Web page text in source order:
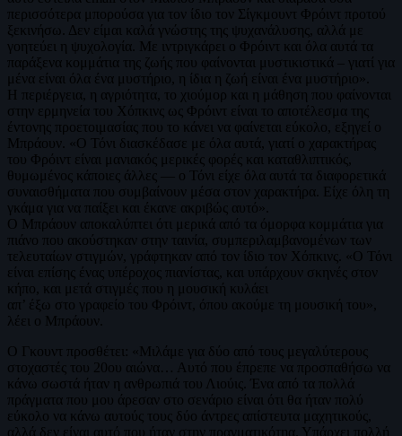
περισσότερα μπορούσα για τον ίδιο τον Σίγκμουντ Φρόιντ προτού
ξεκινήσω. Δεν είμαι καλά γνώστης της ψυχανάλυσης, αλλά με
γοητεύει η ψυχολογία. Με ιντριγκάρει ο Φρόιντ και όλα αυτά τα
παράξενα κομμάτια της ζωής που φαίνονται μυστικιστικά – γιατί για
μένα είναι όλα ένα μυστήριο, η ίδια η ζωή είναι ένα μυστήριο».
Η περιέργεια, η αγριότητα, το χιούμορ και η μάθηση που φαίνονται
στην ερμηνεία του Χόπκινς ως Φρόιντ είναι το αποτέλεσμα της
έντονης προετοιμασίας που το κάνει να φαίνεται εύκολο, εξηγεί ο
Μπράουν. «Ο Τόνι διασκέδασε με όλα αυτά, γιατί ο χαρακτήρας
του Φρόιντ είναι μανιακός μερικές φορές και καταθλιπτικός,
θυμωμένος κάποιες άλλες — ο Τόνι είχε όλα αυτά τα διαφορετικά
συναισθήματα που συμβαίνουν μέσα στον χαρακτήρα. Είχε όλη τη
γκάμα για να παίξει και έκανε ακριβώς αυτό».
Ο Μπράουν αποκαλύπτει ότι μερικά από τα όμορφα κομμάτια για
πιάνο που ακούστηκαν στην ταινία, συμπεριλαμβανομένων των
τελευταίων στιγμών, γράφτηκαν από τον ίδιο τον Χόπκινς. «Ο Τόνι
είναι επίσης ένας υπέροχος πιανίστας, και υπάρχουν σκηνές στον
κήπο, και μετά στιγμές που η μουσική κυλάει
απ’ έξω στο γραφείο του Φρόιντ, όπου ακούμε τη μουσική του»,
λέει ο Μπράουν.
Ο Γκουντ προσθέτει: «Μιλάμε για δύο από τους μεγαλύτερους
στοχαστές του 20ου αιώνα… Αυτό που έπρεπε να προσπαθήσω να
κάνω σωστά ήταν η ανθρωπιά του Λιούις. Ένα από τα πολλά
πράγματα που μου άρεσαν στο σενάριο είναι ότι θα ήταν πολύ
εύκολο να κάνω αυτούς τους δύο άντρες απίστευτα μαχητικούς,
αλλά δεν είναι αυτό που ήταν στην πραγματικότηα. Υπάρχει πολλή